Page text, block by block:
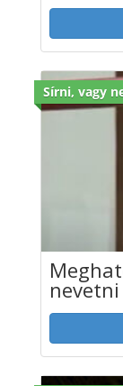
Sírni, vagy